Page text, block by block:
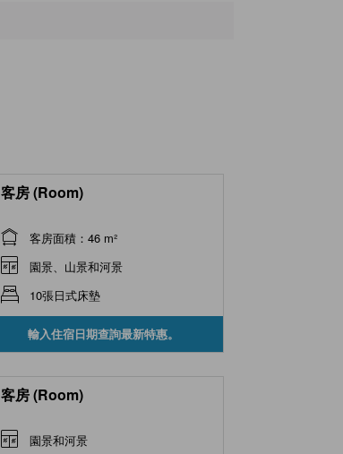
客房 (Room)
客房面積：46 m²
園景、山景和河景
10張日式床墊
輸入住宿日期查詢最新特惠。
客房 (Room)
園景和河景